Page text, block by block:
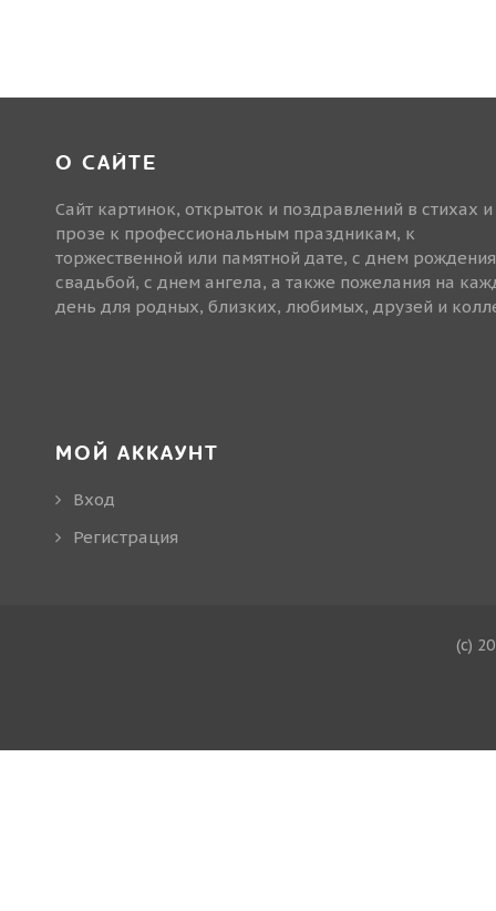
О САЙТЕ
Сайт картинок, открыток и поздравлений в стихах и
прозе к профессиональным праздникам, к
торжественной или памятной дате, с днем
свадьбой, с днем ангела, а также пожелания на
день для родных, близких, любимых, друзей и
МОЙ АККАУНТ
Вход
Регистрация
(c)